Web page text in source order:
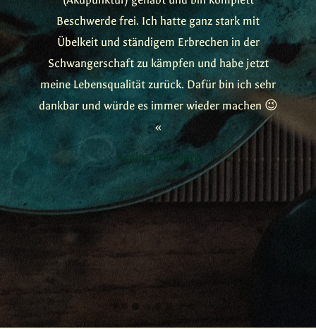
Beschwerde frei. Ich hatte ganz stark mit
Übelkeit und ständigem Erbrechen in der
Schwangerschaft zu kämpfen und habe jetzt
meine Lebensqualität zurück. Dafür bin ich sehr
dankbar und würde es immer wieder machen 😉
«
Regina Hamburg